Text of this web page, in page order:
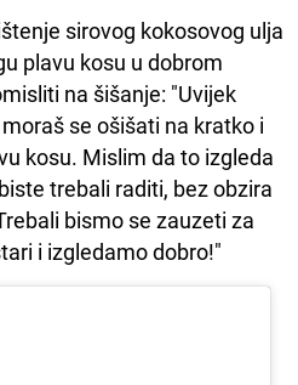
sirovog kokosovog ulja
plavu kosu u dobrom
na šišanje: "Uvijek
se ošišati na kratko i
kosu. Mislim da to izgleda
trebali raditi, bez obzira
bismo se zauzeti za
i izgledamo dobro!"